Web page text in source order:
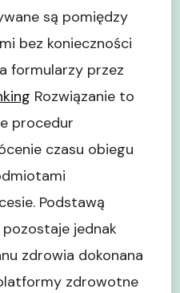
są pomiędzy
bez konieczności
formularzy przez
Rozwiązanie to
procedur
czasu obiegu
Podstawą
jednak
zdrowia dokonana
zdrowotne